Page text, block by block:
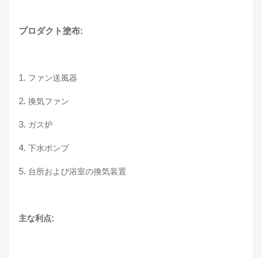
プロダクト塗布:
1. ファン送風器
2. 換気ファン
3. ガス炉
4. 下水ポンプ
5. 台所および浴室の換気装置
主な利点: